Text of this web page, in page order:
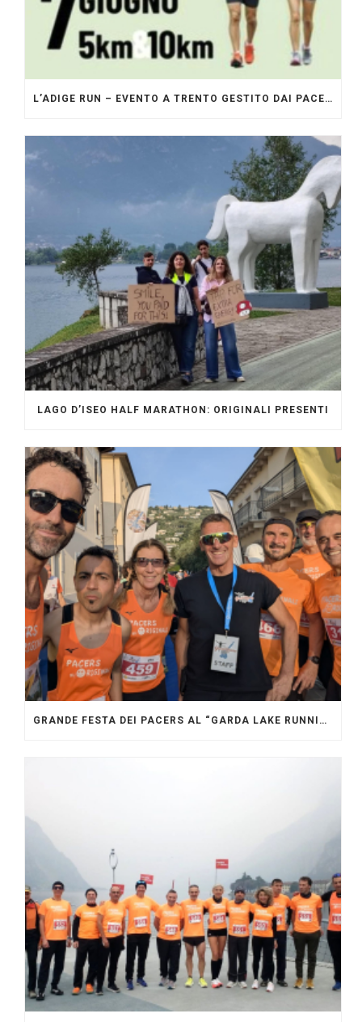
L’ADIGE RUN – EVENTO A TRENTO GESTITO DAI PACERS GLI ORIGINALI
LAGO D’ISEO HALF MARATHON: ORIGINALI PRESENTI
GRANDE FESTA DEI PACERS AL “GARDA LAKE RUNNING FESTIVAL”